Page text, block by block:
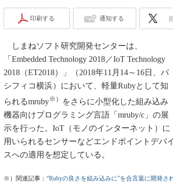
印刷する 通知する
しまねソフト研究開発センターは、
「Embedded Technology 2018／IoT Technology
2018（ET2018）」（2018年11月14～16日、パ
シフィコ横浜）において、軽量Rubyとして知
られるmruby※）
をさらに小型化した組み込み
機器向けプログラミング言語「mruby/c」の展
示を行った。IoT（モノのインターネット）に
用いられるセンサーなどエンドポイントデバイ
スへの適用を想定している。
※）関連記事： “Rubyの良さを組み込みに”を合言葉に開発さ